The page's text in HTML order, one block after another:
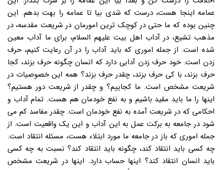
عمامه اینجا هست، درست که شدی بیا تا عمامه را بهت بدهم. این
چنین بوده که ما حتی در کوچک ترین امورمان در شریعت مقدسه، در
مذهب تشیع، در آداب اهل بیت علیهم السلام، برای ما آداب معین
شده است. از جمله اموری که باید آداب را در آن رعایت کنیم، حرف
زدن است. خود حرف زدن آدابی دارد که انسان چگونه حرف بزند، کجا
حرف بزند، با کی حرف بزند، چقدر حرف بزند؟ همه این خصوصیات در
شریعت مشخص است. ما کجاییم؟ و چقدر از شریعت دور هستیم؟
اینها را ما باید مقید باشیم و به نفع خودمان هم هست. تمام آداب و
احکامی که در شریعت آمده به نفع خودمان است. چقدر مفاسد کم می
شود در جامعه به برکت عمل به این آداب و این یک واقعیت است. از
جمله اموری که باز در جامعه ما مورد ابتلاء هست، مسئله انتقاد است.
چه کسی باید انتقاد کند، چگونه باید انتقاد کند؟ نسبت به چه کسی
باید انسان انتقاد کند؟ اینها حساب دارد. اینها در شریعت مشخص